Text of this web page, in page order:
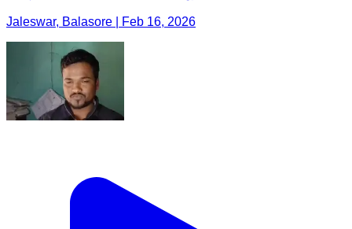
Jaleswar, Balasore | Feb 16, 2026